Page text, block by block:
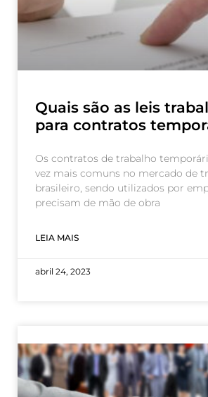
Quais são as leis
para contratos
Os contratos de trabalho
vez mais comuns no mercado de
brasileiro, sendo utilizados por
precisam de mão de obra
LEIA MAIS
abril 24, 2023